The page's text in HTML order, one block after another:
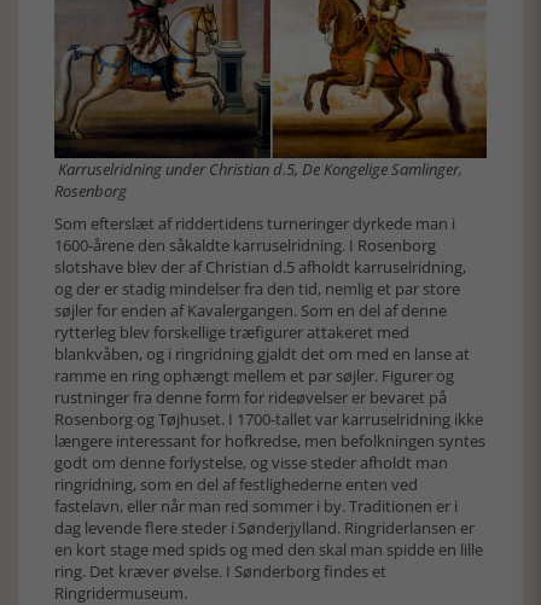
Karruselridning under Christian d.5, De Kongelige Samlinger,
Rosenborg
Som efterslæt af riddertidens turneringer dyrkede man i
1600-årene den såkaldte karruselridning. I Rosenborg
slotshave blev der af Christian d.5 afholdt karruselridning,
og der er stadig mindelser fra den tid, nemlig et par store
søjler for enden af Kavalergangen. Som en del af denne
rytterleg blev forskellige træfigurer attakeret med
blankvåben, og i ringridning gjaldt det om med en lanse at
ramme en ring ophængt mellem et par søjler. Figurer og
rustninger fra denne form for rideøvelser er bevaret på
Rosenborg og Tøjhuset. I 1700-tallet var karruselridning ikke
længere interessant for hofkredse, men befolkningen syntes
godt om denne forlystelse, og visse steder afholdt man
ringridning, som en del af festlighederne enten ved
fastelavn, eller når man red sommer i by. Traditionen er i
dag levende flere steder i Sønderjylland. Ringriderlansen er
en kort stage med spids og med den skal man spidde en lille
ring. Det kræver øvelse. I Sønderborg findes et
Ringridermuseum.